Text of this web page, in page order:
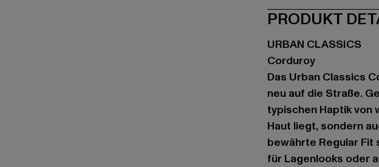
PRODUKT
URBAN CLASSICS
Corduroy
Das Urban Classics
neu auf die Straße.
typischen Haptik von
Haut liegt, sondern
bewährte Regular
für Lagenlooks oder